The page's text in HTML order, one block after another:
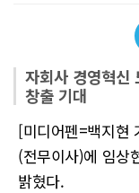
자회사 경영혁신
창출 기대
[미디어펜=백지현
(전무이사)에 임상
밝혔다.